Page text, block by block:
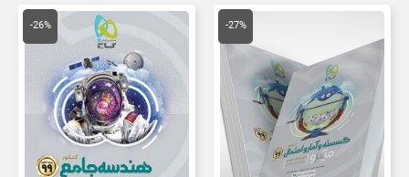
-27%
90,000 تومان
بود.
قیمت
فعلی
است.
-26%
قیمت
اصلی
115,000 تومان
بود.
قیمت
فعلی